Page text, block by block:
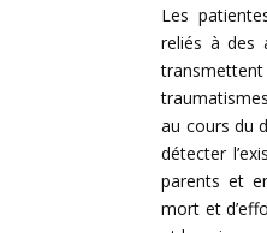
Les
reliés à des
au cours du
détecter
parents et
mort et